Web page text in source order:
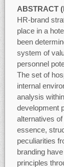
ABSTRACT
HR-brand
place in a
been
system of
personnel
The set of
internal
analysis
development
alternatives
essence,
peculiarities
branding
principles